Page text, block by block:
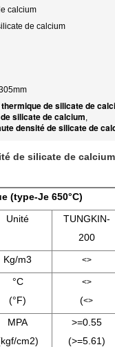
calcium
de calcium
de silicate de
silicate de calcium,
densité de silicate de
de silicate de calcium
(type-Je 650°C)
Unité
TUNGKIN-
200
Kg/m3 <>
°C
(°F)
<>
(<>
MPA
cm2)
>=0.55
(>=5.61)